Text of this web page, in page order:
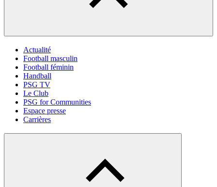
Actualité
Football masculin
Football féminin
Handball
PSG TV
Le Club
PSG for Communities
Espace presse
Carrières